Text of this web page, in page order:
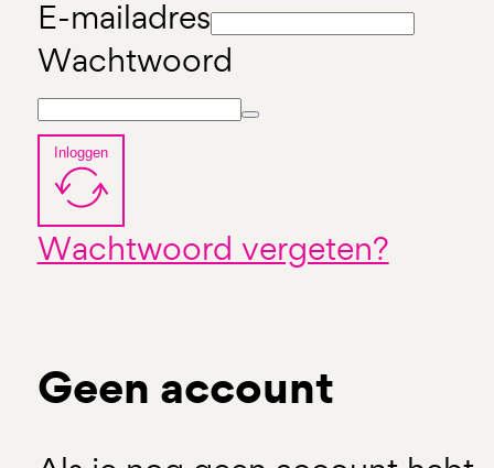
E-mailadres
Wachtwoord
Inloggen
Wachtwoord vergeten?
Geen account